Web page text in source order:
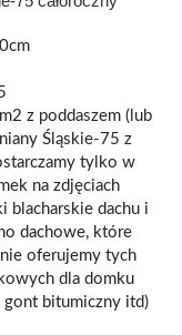
z poddaszem (lub
Śląskie-75 z
tylko w
na zdjęciach
dachu i
dachowe, które
oferujemy tych
dla domku
gont bitumiczny itd)